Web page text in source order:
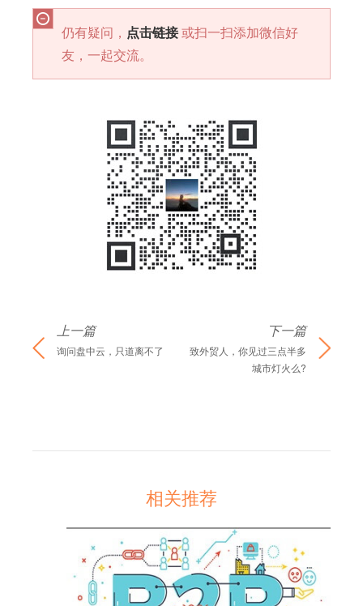
仍有疑问， 点击链接或扫一扫添加微信好
友，一起交流。
上一篇
询问盘中云，只道离不了
下一篇
致外贸人，你见过三点半多
城市灯火么?
相关推荐